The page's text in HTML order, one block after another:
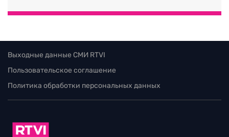
Выходные данные СМИ RTVI
Пользовательское соглашение
Политика обработки персональных данных